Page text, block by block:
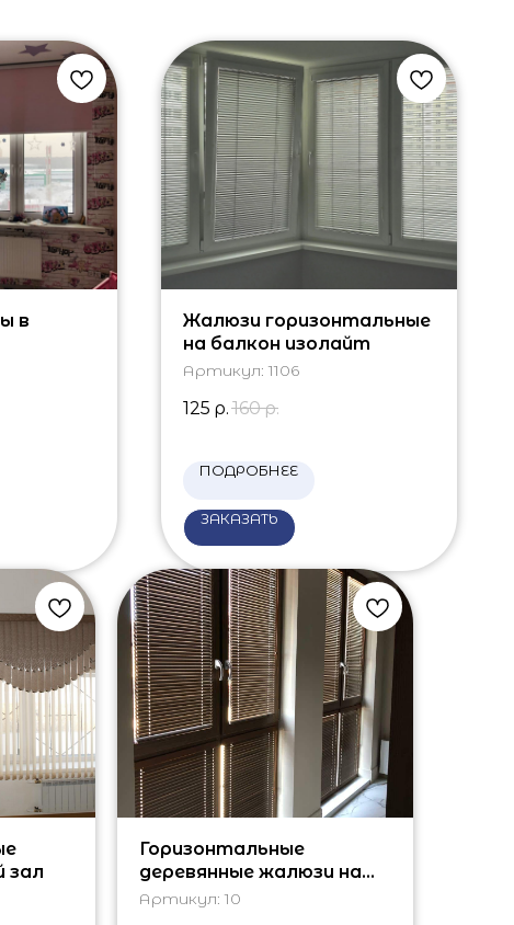
в
Жалюзи горизонтальные
на балкон изолайт
Артикул: 1106
125 р. 160 р.
ПОДРОБНЕЕ
ЗАКАЗАТЬ
зал
Горизонтальные
деревянные жалюзи на
панорамные окна
Артикул: 10